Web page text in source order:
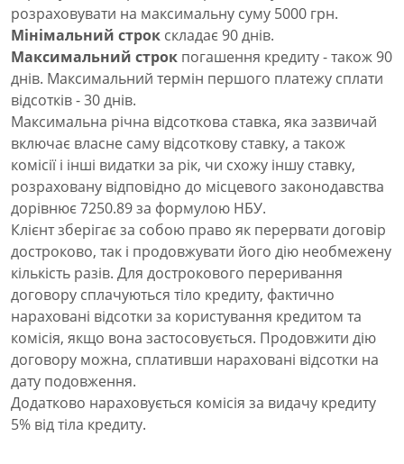
розраховувати на максимальну суму 5000 грн.
Мінімальний строк складає 90 днів.
Максимальний строк погашення кредиту - також 90
днів. Максимальний термін першого платежу сплати
відсотків - 30 днів.
Максимальна річна відсоткова ставка, яка зазвичай
включає власне саму відсоткову ставку, а також
комісії і інші видатки за рік, чи схожу іншу ставку,
розраховану відповідно до місцевого законодавства
дорівнює 7250.89 за формулою НБУ.
Клієнт зберігає за собою право як перервати договір
достроково, так і продовжувати його дію необмежену
кількість разів. Для дострокового переривання
договору сплачуються тіло кредиту, фактично
нараховані відсотки за користування кредитом та
комісія, якщо вона застосовується. Продовжити дію
договору можна, сплативши нараховані відсотки на
дату подовження.
Додатково нараховується комісія за видачу кредиту
5% від тіла кредиту.